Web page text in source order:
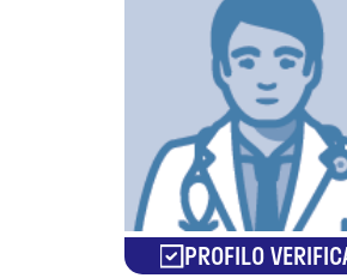
PROFILO